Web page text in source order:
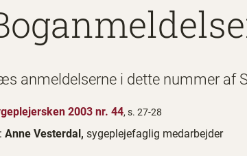
anmeldelserne i dette nummer af
2003 nr. 44, s. 27-28
Anne Vesterdal, sygeplejefaglig medarbejder